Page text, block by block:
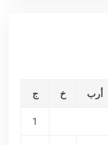
أرب خ ج
1